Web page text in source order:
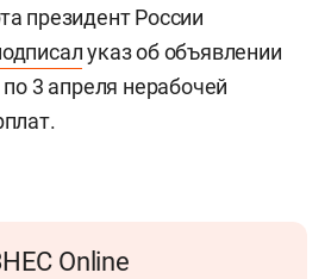
президент России
указ об объявлении
3 апреля нерабочей
Online